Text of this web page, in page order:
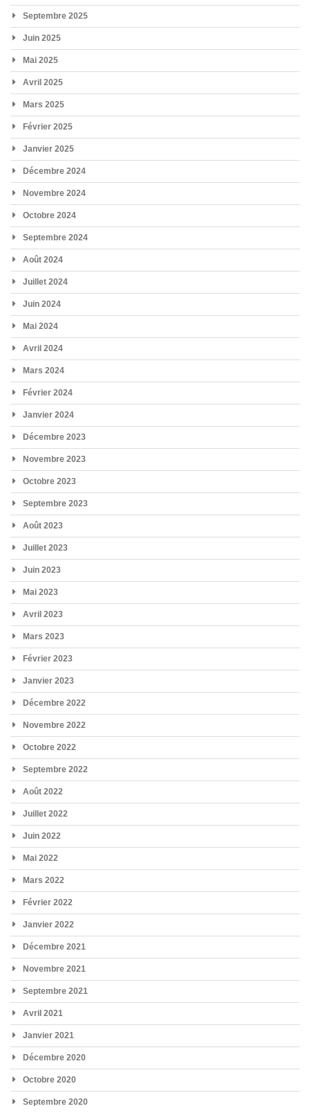
Septembre 2025
Juin 2025
Mai 2025
Avril 2025
Mars 2025
Février 2025
Janvier 2025
Décembre 2024
Novembre 2024
Octobre 2024
Septembre 2024
Août 2024
Juillet 2024
Juin 2024
Mai 2024
Avril 2024
Mars 2024
Février 2024
Janvier 2024
Décembre 2023
Novembre 2023
Octobre 2023
Septembre 2023
Août 2023
Juillet 2023
Juin 2023
Mai 2023
Avril 2023
Mars 2023
Février 2023
Janvier 2023
Décembre 2022
Novembre 2022
Octobre 2022
Septembre 2022
Août 2022
Juillet 2022
Juin 2022
Mai 2022
Mars 2022
Février 2022
Janvier 2022
Décembre 2021
Novembre 2021
Septembre 2021
Avril 2021
Janvier 2021
Décembre 2020
Octobre 2020
Septembre 2020